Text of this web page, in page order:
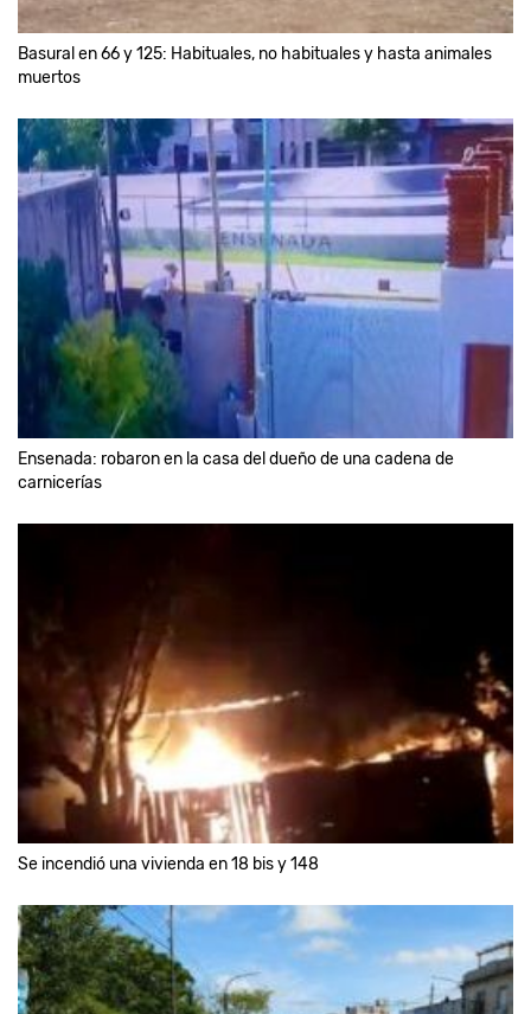
Basural en 66 y 125: Habituales, no habituales y hasta animales
muertos
Ensenada: robaron en la casa del dueño de una cadena de
carnicerías
Se incendió una vivienda en 18 bis y 148